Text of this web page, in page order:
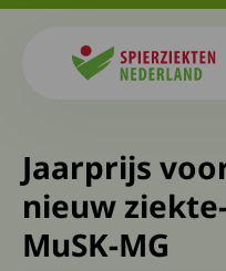
Jaarprijs
nieuw
MuSK-MG